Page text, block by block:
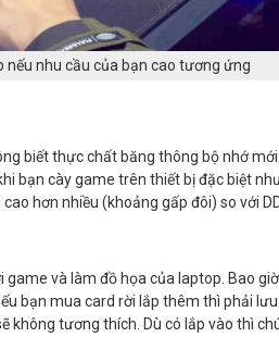
nếu nhu cầu của bạn cao tương ứng
biết thực chất băng thông bộ nhớ
bạn cày game trên thiết bị đặc biệt
hơn nhiều (khoảng gấp đôi) so với
và làm đồ họa của laptop. Bao
bạn mua card rời lắp thêm thì phải
không tương thích. Dù có lắp vào thì